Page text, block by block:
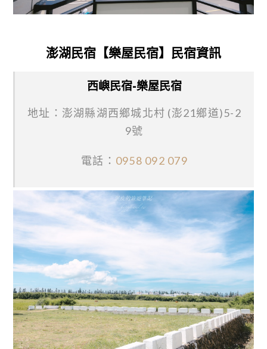
澎湖民宿【樂屋民宿】民宿資訊
西嶼民宿-樂屋民宿
地址：澎湖縣湖西鄉城北村 (澎21鄉道)5-2
9號
電話： 0958 092 079